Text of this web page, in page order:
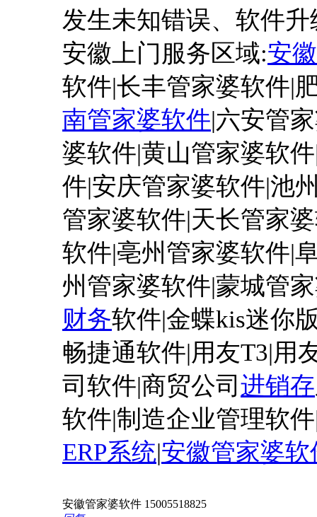
发生未知错误、软件
安徽上门服务区域:安
软件|长丰管家婆软件|
南管家婆软件|六安管
婆软件|黄山管家婆软
件|安庆管家婆软件|池
管家婆软件|天长管家
软件|亳州管家婆软件|
州管家婆软件|蒙城管
财务软件|金蝶kis迷你
畅捷通软件|用友T3|用
司软件|商贸公司 进销存
软件|制造企业管理软
ERP系统|安徽管家婆
安徽管家婆软件 15005518825